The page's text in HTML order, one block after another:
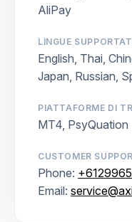
AliPay
LINGUE
English, Thai,
Japan, Russian,
PIATTAFORME DI
MT4, PsyQuation
CUSTOMER
Phone:
Email: